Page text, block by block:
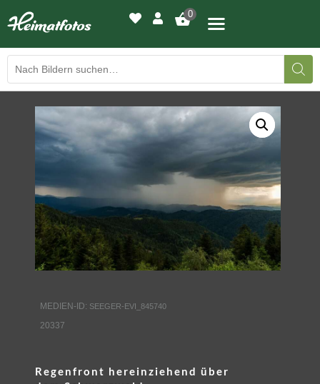
0
BILDERGALERIE
DRUCKQUALITÄTEN
LED-LEUCHTBILDER
WIR DRUCKEN IHR BILD
AUSSTELLUNGEN
KONTAKT
MEDIEN-ID: SEEGER-EVI_845740
20337
Regenfront hereinziehend über